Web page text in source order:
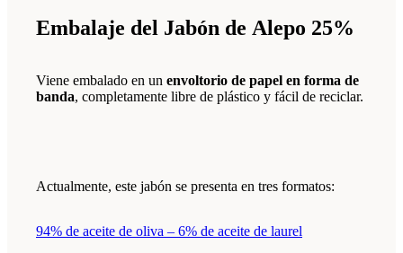
Embalaje del Jabón de Alepo 25%
Viene embalado en un envoltorio de papel en forma de
banda, completamente libre de plástico y fácil de reciclar.
Actualmente, este jabón se presenta en tres formatos:
94% de aceite de oliva – 6% de aceite de laurel